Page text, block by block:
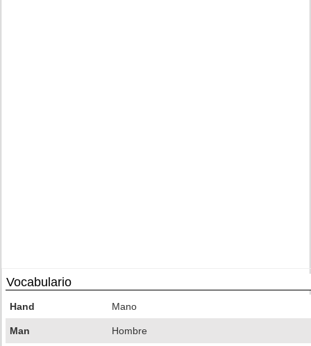
Vocabulario
Hand Mano
Man Hombre